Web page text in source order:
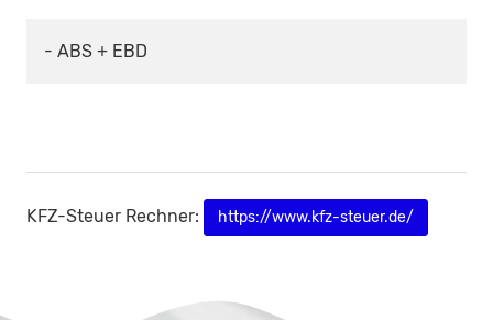
- ABS + EBD
KFZ-Steuer Rechner: https://www.kfz-steuer.de/